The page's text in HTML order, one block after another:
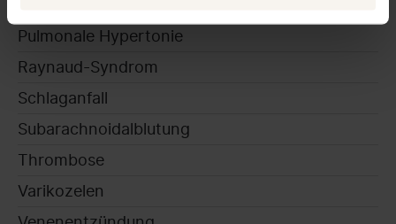
Pulmonale Hypertonie
Raynaud-Syndrom
Schlaganfall
Subarachnoidalblutung
Thrombose
Varikozelen